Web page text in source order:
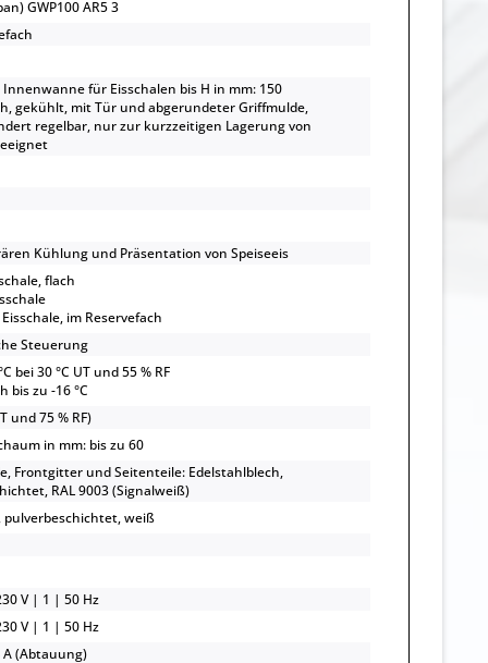
GWP100 AR5 3
für Eisschalen bis H in mm: 150
gekühlt, mit Tür und abgerundeter Griffmulde,
regelbar, nur zur kurzzeitigen Lagerung von
Kühlung und Präsentation von Speiseeis
flach
im Reservefach
Steuerung
bei 30 °C UT und 55 % RF
bis zu -16 °C
und 75 % RF)
in mm: bis zu 60
Frontgitter und Seitenteile: Edelstahlblech,
RAL 9003 (Signalweiß)
pulverbeschichtet, weiß
V | 1 | 50 Hz
V | 1 | 50 Hz
A (Abtauung)